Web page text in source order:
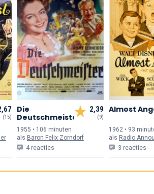
(15)
2,39
(9)
Die
Deutschmeister
1955 • 106 minuten
als Baron Felix Zorndorf
4 reacties
Almost
1962 • 93 min
als Radio
3 reacties